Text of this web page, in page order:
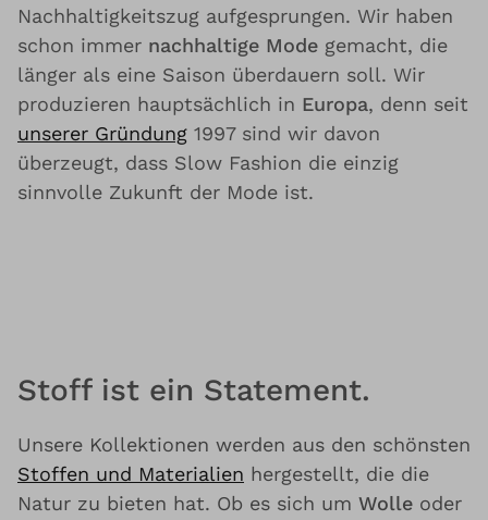
Nachhaltigkeitszug aufgesprungen. Wir haben
schon immer nachhaltige Mode gemacht, die
länger als eine Saison überdauern soll. Wir
produzieren hauptsächlich in Europa, denn seit
unserer Gründung 1997 sind wir davon
überzeugt, dass Slow Fashion die einzig
sinnvolle Zukunft der Mode ist.
Stoff ist ein Statement.
Unsere Kollektionen werden aus den schönsten
Stoffen und Materialien hergestellt, die die
Natur zu bieten hat. Ob es sich um Wolle oder